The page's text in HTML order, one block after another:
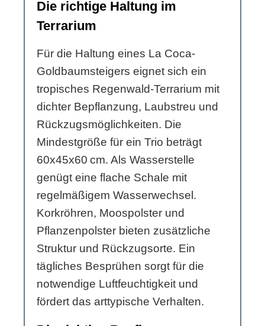
Die richtige Haltung im
Terrarium
Für die Haltung eines La Coca-
Goldbaumsteigers eignet sich ein
tropisches Regenwald-Terrarium mit
dichter Bepflanzung, Laubstreu und
Rückzugsmöglichkeiten. Die
Mindestgröße für ein Trio beträgt
60x45x60 cm. Als Wasserstelle
genügt eine flache Schale mit
regelmäßigem Wasserwechsel.
Korkröhren, Moospolster und
Pflanzenpolster bieten zusätzliche
Struktur und Rückzugsorte. Ein
tägliches Besprühen sorgt für die
notwendige Luftfeuchtigkeit und
fördert das arttypische Verhalten.